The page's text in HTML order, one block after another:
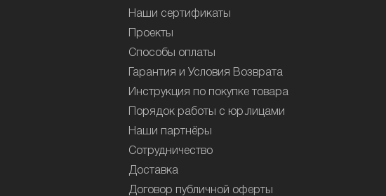
Наши сертификаты
Проекты
Способы оплаты
Гарантия и Условия Возврата
Инструкция по покупке товара
Порядок работы с юр.лицами
Наши партнёры
Сотрудничество
Доставка
Договор публичной оферты